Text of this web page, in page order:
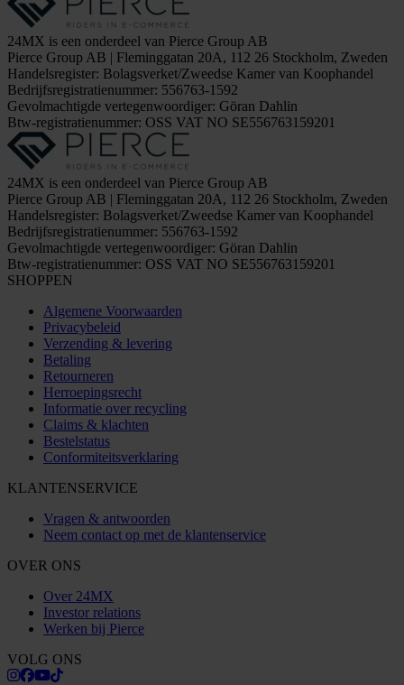
24MX is een onderdeel van Pierce Group AB
Pierce Group AB | Fleminggatan 20A, 112 26 Stockholm, Zweden
Handelsregister: Bolagsverket/Zweedse Kamer van Koophandel
Bedrijfsregistratienummer: 556763-1592
Gevolmachtigde vertegenwoordiger: Göran Dahlin
Btw-registratienummer: OSS VAT NO SE556763159201
24MX is een onderdeel van Pierce Group AB
Pierce Group AB | Fleminggatan 20A, 112 26 Stockholm, Zweden
Handelsregister: Bolagsverket/Zweedse Kamer van Koophandel
Bedrijfsregistratienummer: 556763-1592
Gevolmachtigde vertegenwoordiger: Göran Dahlin
Btw-registratienummer: OSS VAT NO SE556763159201
SHOPPEN
Algemene Voorwaarden
Privacybeleid
Verzending & levering
Betaling
Retourneren
Herroepingsrecht
Informatie over recycling
Claims & klachten
Bestelstatus
Conformiteitsverklaring
KLANTENSERVICE
Vragen & antwoorden
Neem contact op met de klantenservice
OVER ONS
Over 24MX
Investor relations
Werken bij Pierce
VOLG ONS